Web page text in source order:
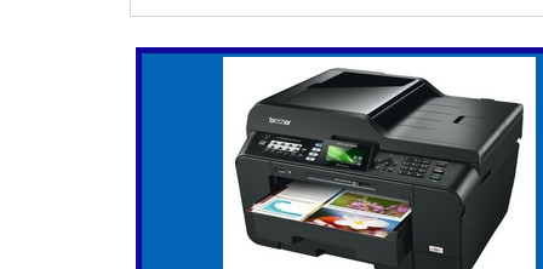
OPÇÕES DE CONECTIVIDADE
As opções de conectividades afetam
conectividade sem fio, como Bluetooth e
móveis e diversos sistemas operacionais
portátil A4 para imprimir a partir de
conexões sem fio e a estabilidade durante
DURAÇÃO DA BATERIA E